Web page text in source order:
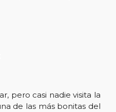
pero casi nadie visita la
de las más bonitas del